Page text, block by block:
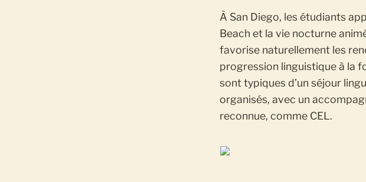
À San Diego, les étudiants
Beach et la vie nocturne
favorise naturellement les
progression linguistique à la
sont typiques d’un séjour
organisés, avec un
reconnue, comme CEL.